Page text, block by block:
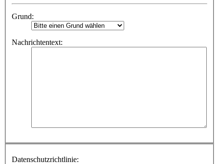
Grund:
Nachrichtentext:
Datenschutzrichtlinie: